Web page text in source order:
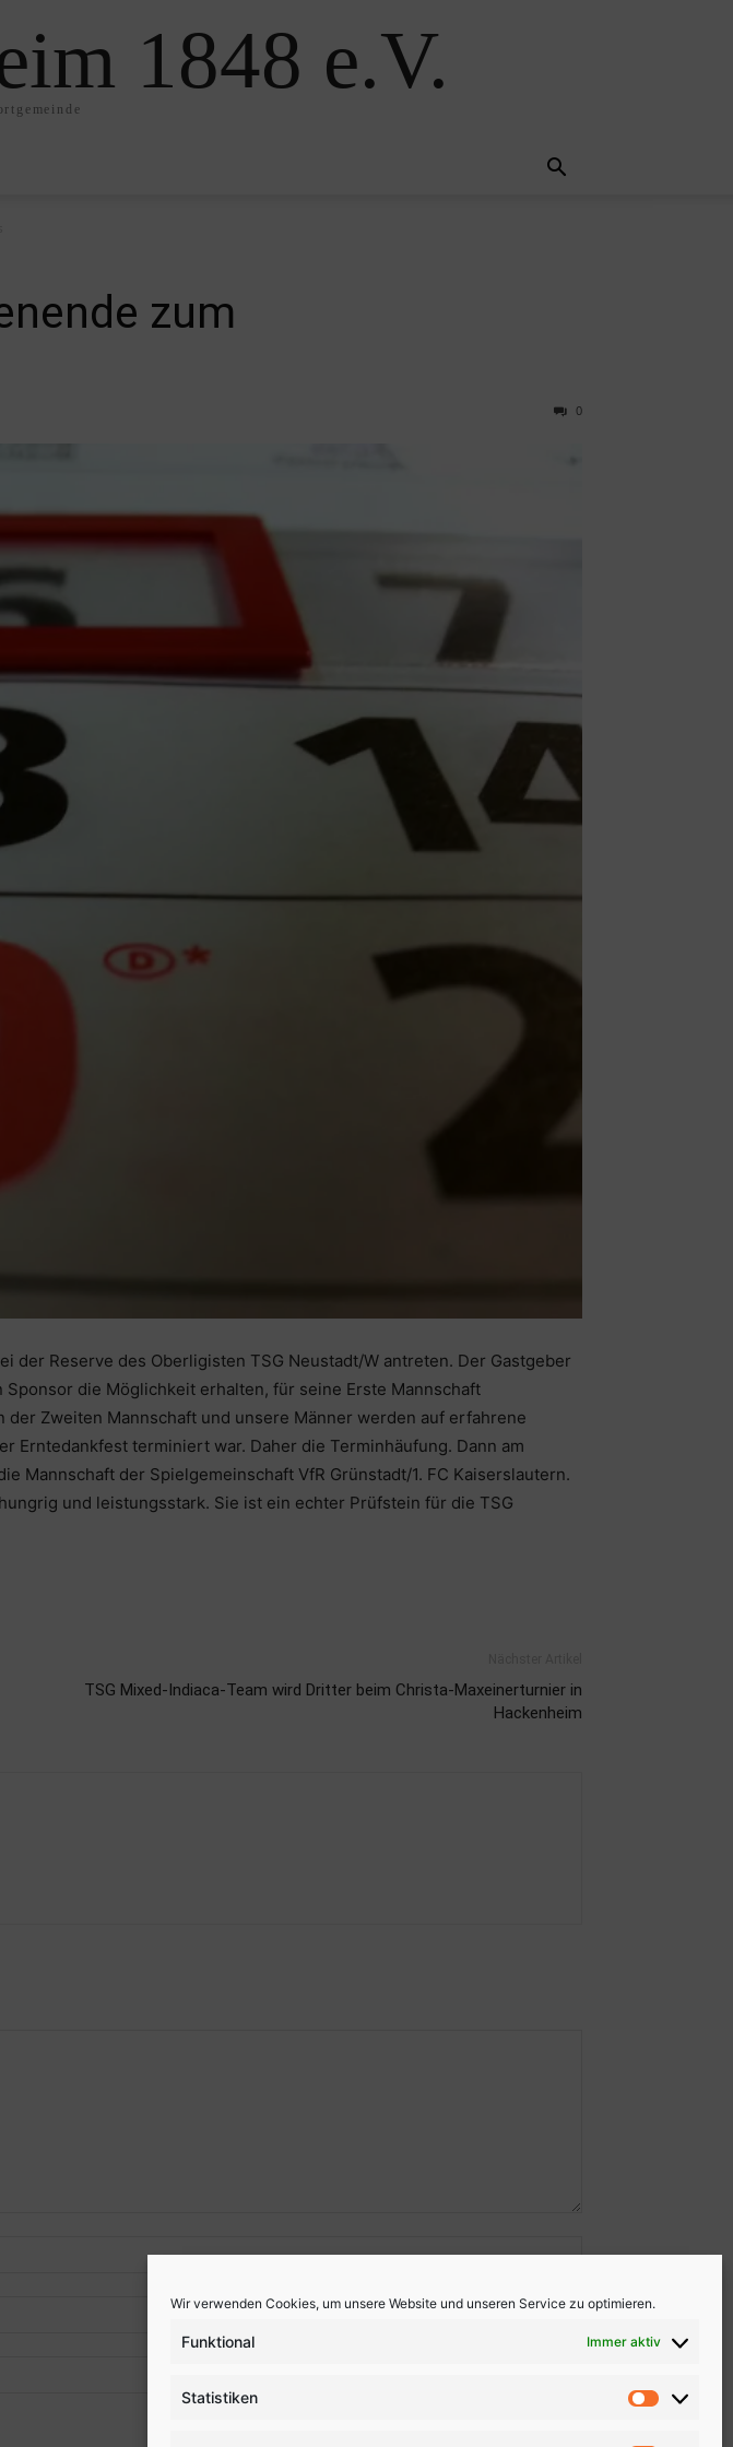
Wir verwenden Cookies, um unsere Website und unseren Service zu optimieren.
Funktional Immer aktiv
Statistiken
1848 e.V.
zum
0
der Reserve des Oberligisten TSG Neustadt/W antreten. Der Gastgeber
die Möglichkeit erhalten, für seine Erste Mannschaft
Zweiten Mannschaft und unsere Männer werden auf erfahrene
Erntedankfest terminiert war. Daher die Terminhäufung. Dann am
Mannschaft der Spielgemeinschaft VfR Grünstadt/1. FC Kaiserslautern.
und leistungsstark. Sie ist ein echter Prüfstein für die TSG
TSG Mixed-Indiaca-Team wird Dritter beim Christa-Maxeinerturnier in
Hackenheim